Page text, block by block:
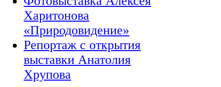
Харитонова
«Природовидение»
Репортаж с открытия
выставки Анатолия
Хрупова